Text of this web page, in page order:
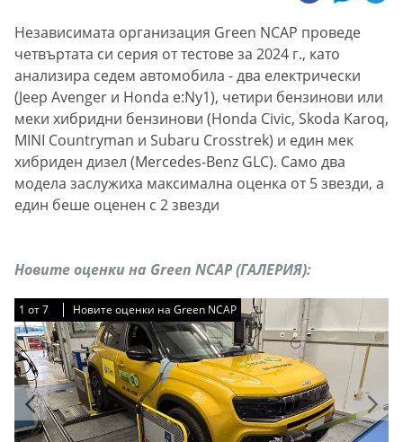
Независимата организация Green NCAP проведе
четвъртата си серия от тестове за 2024 г., като
анализира седем автомобила - два електрически
(Jeep Avenger и Honda e:Ny1), четири бензинови или
меки хибридни бензинови (Honda Civic, Skoda Karoq,
MINI Countryman и Subaru Crosstrek) и един мек
хибриден дизел (Mercedes-Benz GLC). Само два
модела заслужиха максимална оценка от 5 звезди, а
един беше оценен с 2 звезди
Новите оценки на Green NCAP (ГАЛЕРИЯ):
1 от7 Новите оценки на Green NCAP
1 от7 Новите оценки на Green NCAP
1 от7 Новите оценки на Green NCAP
1 от7 Новите оценки на Green NCAP
1 от7 Новите оценки на Green NCAP
1 от7 Новите оценки на Green NCAP
1 от7 Новите оценки на Green NCAP